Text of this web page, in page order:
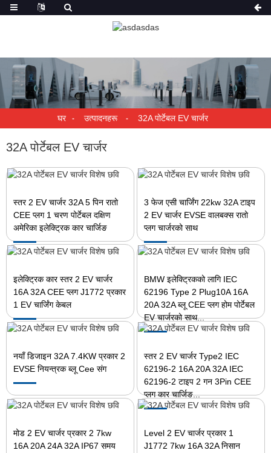
घर उत्पादनहरू 32A पोर्टेबल EV चार्जर
32A पोर्टेबल EV चार्जर
स्तर 2 EV चार्जर 32A 5 पिन रातो
CEE प्लग 1 चरण पोर्टेबल दक्षिण
अमेरिका इलेक्ट्रिक कार चार्जिङ
3 फेज एसी चार्जिंग 22kw 32A टाइप
2 EV चार्जर EVSE वालबक्स रातो
प्लग चार्जरको साथ
इलेक्ट्रिक कार स्तर 2 EV चार्जर
16A 32A CEE प्लग J1772 प्रकार
1 EV चार्जिंग केबल
BMW इलेक्ट्रिकको लागि IEC
62196 Type 2 Plug10A 16A
20A 32A ब्लू CEE प्लग होम पोर्टेबल
EV चार्जरको साथ...
नयाँ डिजाइन 32A 7.4KW प्रकार 2
EVSE नियन्त्रक ब्लू Cee संग
स्तर 2 EV चार्जर Type2 IEC
62196-2 16A 20A 32A IEC
62196-2 टाइप 2 गन 3Pin CEE
प्लग कार चार्जिङ...
मोड 2 EV चार्जर प्रकार 2 7kw
16A 20A 24A 32A IP67 समय
Level 2 EV चार्जर प्रकार 1
J1772 7kw 16A 32A निसान